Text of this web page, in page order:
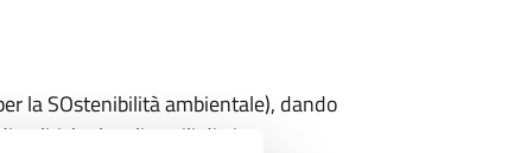
la SOstenibilità ambientale), dando
locali e stili di vita.